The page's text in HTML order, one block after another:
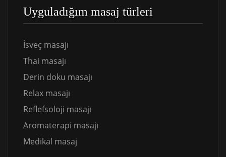
Uyguladığım masaj türleri
İsveç masajı
Thai masajı
Derin doku masajı
Relax masajı
Reflefsoloji masajı
Aromaterapi masajı
Medikal masaj